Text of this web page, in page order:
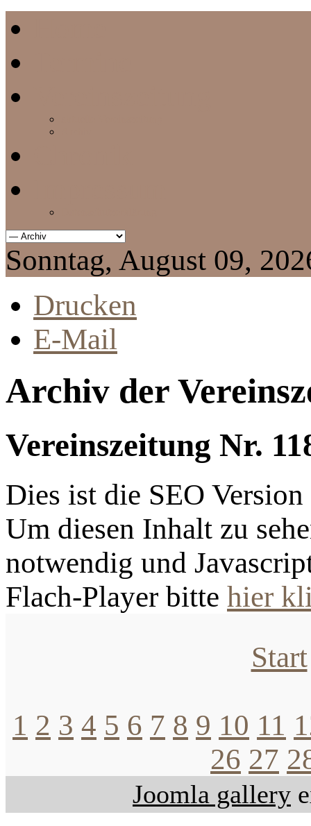
Sonntag, August 09,
Drucken
E-Mail
Archiv der
Vereinszeitung Nr.
Dies ist die SEO
Um diesen Inhalt zu
notwendig und
Flach-Player bitte hier
Start
1 2 3 4 5 6 7 8 9 10 11
26 27
Joomla gallery